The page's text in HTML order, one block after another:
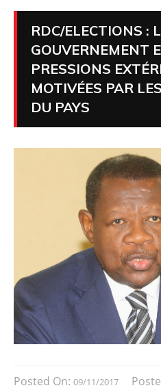
RDC/ELECTIONS :
GOUVERNEMENT
PRESSIONS
MOTIVÉES PAR
DU PAYS
Posted On: 09/11/2017